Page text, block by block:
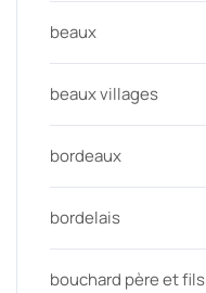
beaux
beaux villages
bordeaux
bordelais
bouchard père et fils